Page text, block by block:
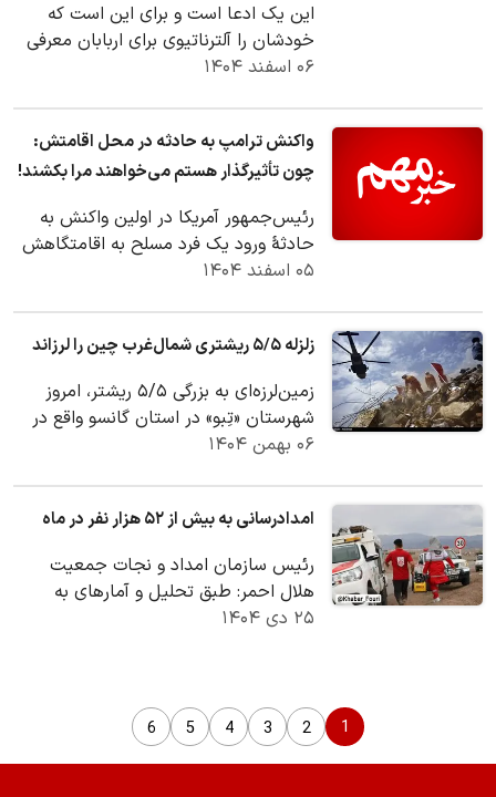
این یک ادعا است و برای این است که
خودشان را آلترناتیوی برای اربابان معرفی
کنند چراکه آن‌ها به سمت جریان
۰۶ اسفند ۱۴۰۴
واکنش ترامپ به حادثه در محل اقامتش:
چون تأثیرگذار هستم می‌خواهند مرا بکشند!
رئیس‌جمهور آمریکا در اولین واکنش به
حادثهٔ ورود یک فرد مسلح به‌ اقامتگاهش
در مارالاگو گفت: افرادی که دست به
۰۵ اسفند ۱۴۰۴
زلزله ۵/۵ ریشتری شمال‌غرب چین را لرزاند
زمین‌لرزه‌ای به بزرگی ۵/۵ ریشتر، امروز
شهرستان «تِبو» در استان گانسو واقع در
شمال‌غرب چین را لرزاند.
۰۶ بهمن ۱۴۰۴
امدادرسانی به بیش از ۵۲ هزار نفر در ماه
رئیس سازمان امداد و نجات جمعیت
هلال احمر: طبق تحلیل و آمارهای به
۲۵ دی ۱۴۰۴
1
2
3
4
5
6